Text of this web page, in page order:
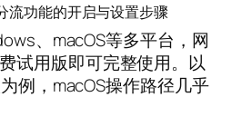
流功能的开启与设置步骤
、macOS等多平台，网
试用版即可完整使用。以
例，macOS操作路径几乎